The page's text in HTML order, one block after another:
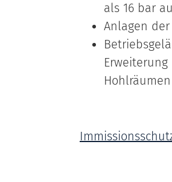
als 16 bar
Anlagen